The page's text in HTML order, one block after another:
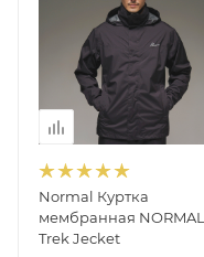
Normal Куртка
мембранная NORMAL
Trek Jecket